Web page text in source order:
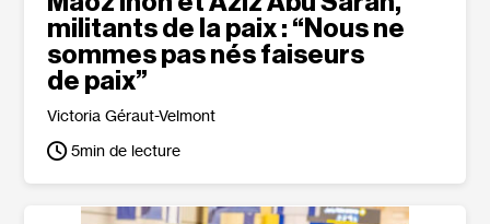
militants de la paix : “Nous ne
sommes pas nés faiseurs
de paix”
Victoria Géraut-Velmont
5min de lecture